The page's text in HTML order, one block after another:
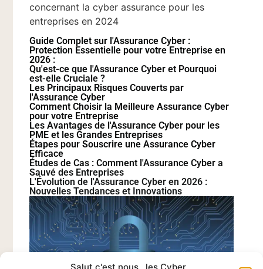
concernant la cyber assurance pour les
entreprises en 2024
Guide Complet sur l'Assurance Cyber :
Protection Essentielle pour votre Entreprise en
2026 :
Qu'est-ce que l'Assurance Cyber et Pourquoi
est-elle Cruciale ?
Les Principaux Risques Couverts par
l'Assurance Cyber
Comment Choisir la Meilleure Assurance Cyber
pour votre Entreprise
Les Avantages de l'Assurance Cyber pour les
PME et les Grandes Entreprises
Étapes pour Souscrire une Assurance Cyber
Efficace
Études de Cas : Comment l'Assurance Cyber a
Sauvé des Entreprises
L'Évolution de l'Assurance Cyber en 2026 :
Nouvelles Tendances et Innovations